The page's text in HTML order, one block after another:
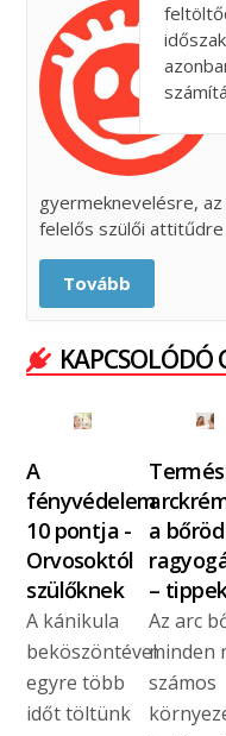
gyermeknevelésre, az
felelős szülői attitűdre
Tovább
KAPCSOLÓDÓ
A
fényvédelem
10 pontja -
Orvosoktól
szülőknek
A kánikula
beköszöntével
egyre több
időt töltünk
a bőröd
–
Az arc
minden
számos